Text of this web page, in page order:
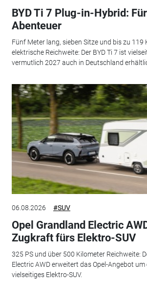
BYD Ti 7 Plug-in-Hybrid:
Abenteuer
Fünf Meter lang, sieben Sitze und bis zu 119
elektrische Reichweite: Der BYD Ti 7 ist
vermutlich 2027 auch in Deutschland
06.08.2026 #SUV
Opel Grandland Electric
Zugkraft fürs Elektro-SUV
325 PS und über 500 Kilometer Reichweite:
Electric AWD erweitert das Opel-Angebot
vielseitiges Elektro-SUV.